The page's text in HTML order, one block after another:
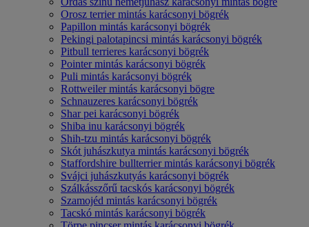
Orosz terrier mintás karácsonyi bögrék
Papillon mintás karácsonyi bögrék
Pekingi palotapincsi mintás karácsonyi bögrék
Pitbull terrieres karácsonyi bögrék
Pointer mintás karácsonyi bögrék
Puli mintás karácsonyi bögrék
Rottweiler mintás karácsonyi bögre
Schnauzeres karácsonyi bögrék
Shar pei karácsonyi bögrék
Shiba inu karácsonyi bögrék
Shih-tzu mintás karácsonyi bögrék
Skót juhászkutya mintás karácsonyi bögrék
Staffordshire bullterrier mintás karácsonyi bögrék
Svájci juhászkutyás karácsonyi bögrék
Szálkásszőrű tacskós karácsonyi bögrék
Szamojéd mintás karácsonyi bögrék
Tacskó mintás karácsonyi bögrék